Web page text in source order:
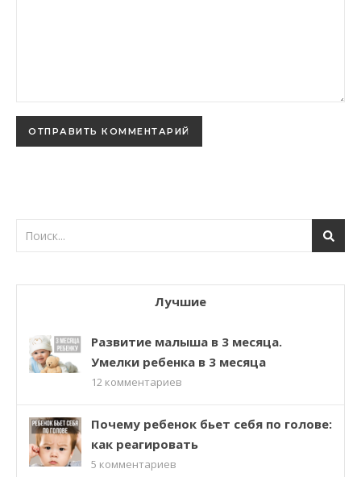
Лучшие
Развитие малыша в 3 месяца.
Умелки ребенка в 3 месяца
12 комментариев
Почему ребенок бьет себя по голове:
как реагировать
5 комментариев